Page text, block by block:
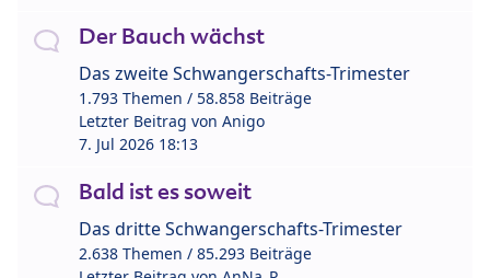
Der Bauch wächst
Das zweite Schwangerschafts-Trimester
1.793 Themen / 58.858 Beiträge
Letzter Beitrag von Anigo
7. Jul 2026 18:13
Bald ist es soweit
Das dritte Schwangerschafts-Trimester
2.638 Themen / 85.293 Beiträge